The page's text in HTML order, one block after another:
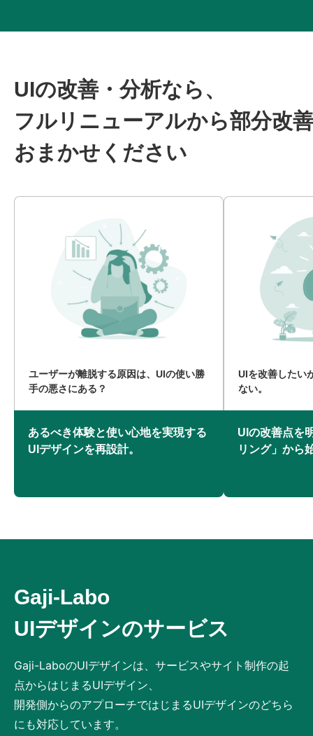
UIの改善・分析なら、
フルリニューアルから部分改
おまかせください
ユーザーが離脱する原因は、UIの使い勝
手の悪さにある？
あるべき体験と使い心地を実現する
UIデザインを再設計。
UIを改善したい
ない。
UIの改善点を
リング」から
Gaji-Labo
UIデザインのサービス
Gaji-LaboのUIデザインは、サービスやサイト制作の起
点からはじまるUIデザイン、
開発側からのアプローチではじまるUIデザインのどちら
にも対応しています。